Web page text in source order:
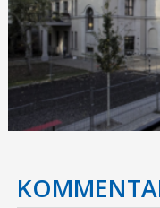
Ausbildung
Ausschreibungen
Referenzen